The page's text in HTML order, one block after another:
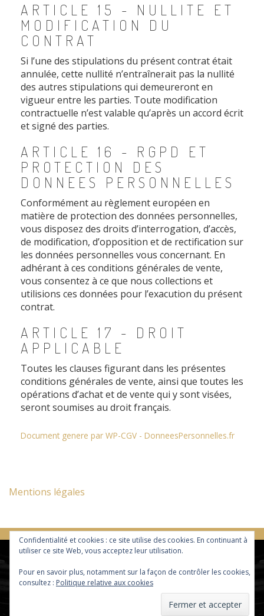
Confidentialité et cookies : ce site utilise des cookies. En continuant à
utiliser ce site Web, vous acceptez leur utilisation.
Pour en savoir plus, notamment sur la façon de contrôler les cookies,
consultez : Politique relative aux cookies
ARTICLE 15 - NULLITE ET
MODIFICATION DU
CONTRAT
Si l’une des stipulations du présent contrat était
annulée, cette nullité n’entraînerait pas la nullité
des autres stipulations qui demeureront en
vigueur entre les parties. Toute modification
contractuelle n’est valable qu’après un accord écrit
et signé des parties.
ARTICLE 16 - RGPD ET
PROTECTION DES
DONNEES PERSONNELLES
Conformément au règlement européen en
matière de protection des données personnelles,
vous disposez des droits d’interrogation, d’accès,
de modification, d’opposition et de rectification sur
les données personnelles vous concernant. En
adhérant à ces conditions générales de vente,
vous consentez à ce que nous collections et
utilisions ces données pour l’exacution du présent
contrat.
ARTICLE 17 - DROIT
APPLICABLE
Toutes les clauses figurant dans les présentes
conditions générales de vente, ainsi que toutes les
opérations d’achat et de vente qui y sont visées,
seront soumises au droit français.
Document genere par WP-CGV - DonneesPersonnelles.fr
Mentions légales
DESIGNED BY SMARTCAT